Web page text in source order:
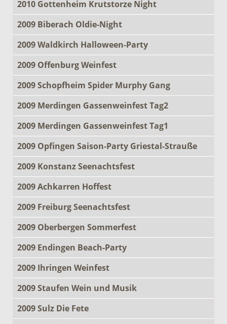
2010 Gottenheim Krutstorze Night
2009 Biberach Oldie-Night
2009 Waldkirch Halloween-Party
2009 Offenburg Weinfest
2009 Schopfheim Spider Murphy Gang
2009 Merdingen Gassenweinfest Tag2
2009 Merdingen Gassenweinfest Tag1
2009 Opfingen Saison-Party Griestal-Strauße
2009 Konstanz Seenachtsfest
2009 Achkarren Hoffest
2009 Freiburg Seenachtsfest
2009 Oberbergen Sommerfest
2009 Endingen Beach-Party
2009 Ihringen Weinfest
2009 Staufen Wein und Musik
2009 Sulz Die Fete